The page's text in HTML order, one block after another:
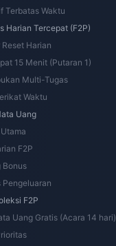
Terbatas Waktu
Harian Tercepat (F2P)
Harian
15 Menit (Putaran 1)
Multi-Tugas
Waktu
Uang
F2P
Bonus
Pengeluaran
F2P
Uang Gratis (Acara 14 hari)